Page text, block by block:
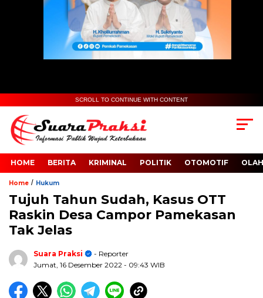
SCROLL TO CONTINUE WITH CONTENT
HOME BERITA KRIMINAL POLITIK OTOMOTIF
Home / Hukum
Tujuh Tahun Sudah, Kasus OTT
Raskin Desa Campor Pamekasan
Tak Jelas
Suara Praksi
- Reporter
Jumat, 16 Desember 2022 - 09:43 WIB